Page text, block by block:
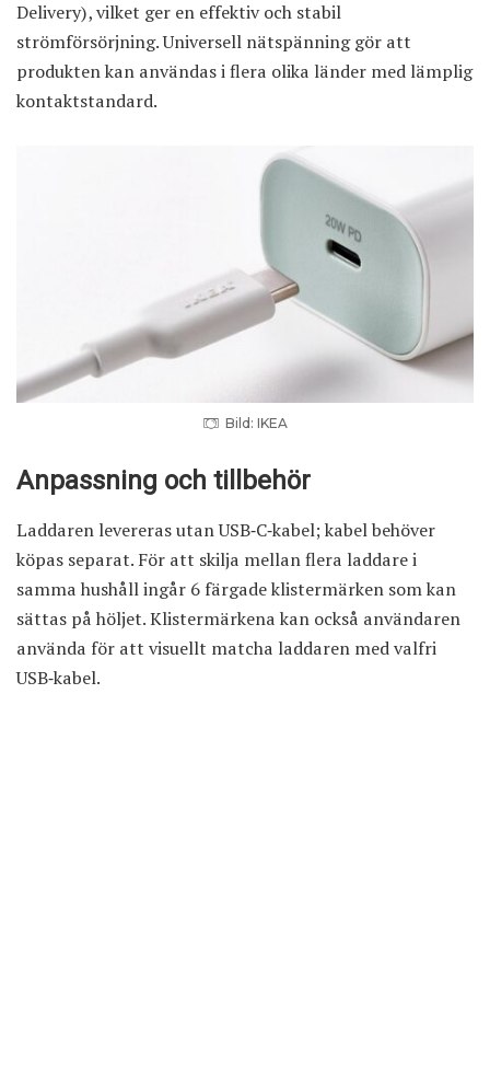
Delivery), vilket ger en effektiv och stabil
strömförsörjning. Universell nätspänning gör att
produkten kan användas i flera olika länder med lämplig
kontaktstandard.
Bild: IKEA
Anpassning och tillbehör
Laddaren levereras utan USB‑C‑kabel; kabel behöver
köpas separat. För att skilja mellan flera laddare i
samma hushåll ingår 6 färgade klistermärken som kan
sättas på höljet. Klistermärkena kan också användaren
använda för att visuellt matcha laddaren med valfri
USB‑kabel.